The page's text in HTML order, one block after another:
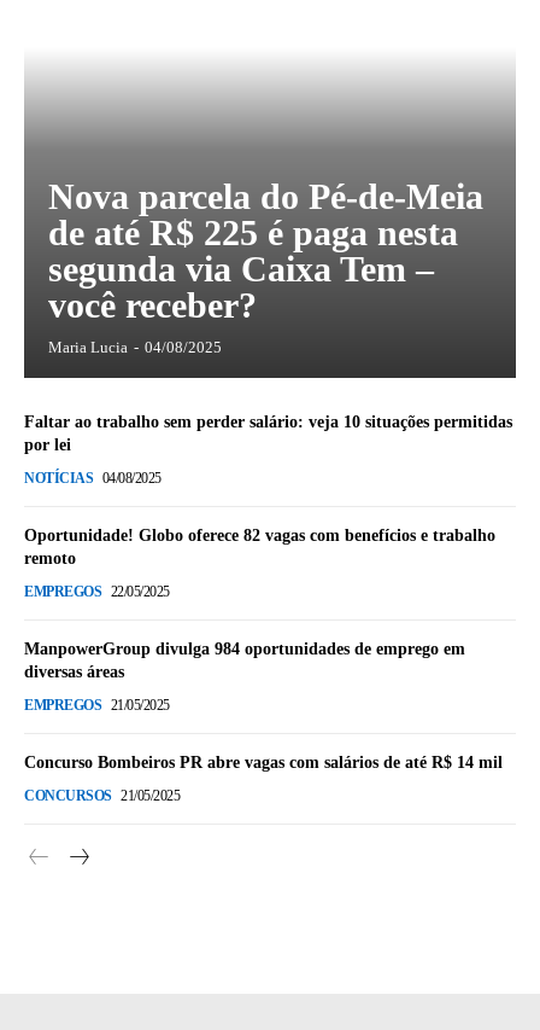
Nova parcela do Pé-de-Meia
de até R$ 225 é paga nesta
segunda via Caixa Tem –
você receber?
Maria Lucia - 04/08/2025
Faltar ao trabalho sem perder salário: veja 10 situações permitidas
por lei
NOTÍCIAS 04/08/2025
Oportunidade! Globo oferece 82 vagas com benefícios e trabalho
remoto
EMPREGOS 22/05/2025
ManpowerGroup divulga 984 oportunidades de emprego em
diversas áreas
EMPREGOS 21/05/2025
Concurso Bombeiros PR abre vagas com salários de até R$ 14 mil
CONCURSOS 21/05/2025